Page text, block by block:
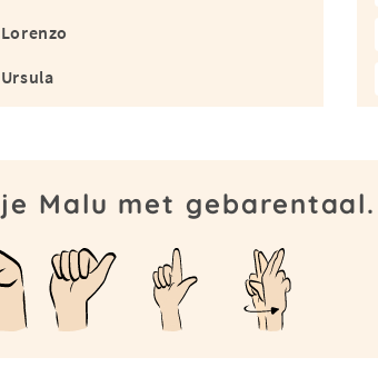
Lorenzo
Ursula
Malu met gebarentaal.